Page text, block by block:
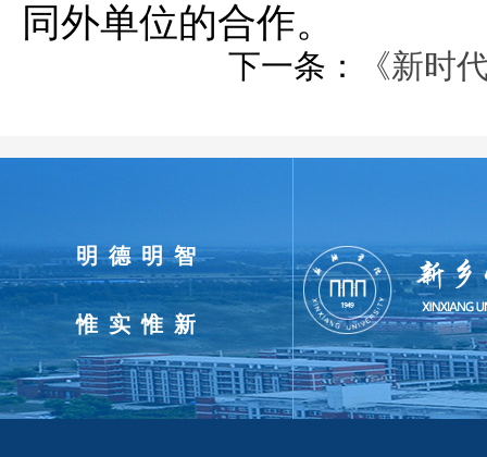
同外单位的合作。
下一条： 《新时
明德明智
惟实惟新